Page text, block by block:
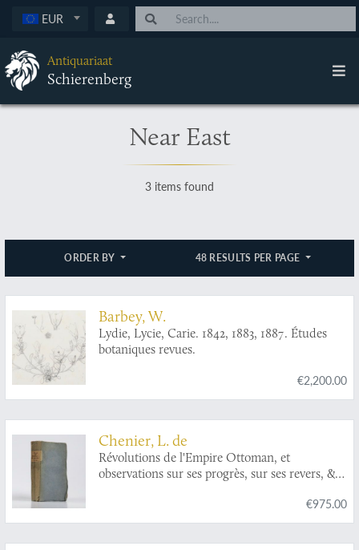
EUR
Antiquariaat
Schierenberg
Near East
3 items found
ORDER BY 48 RESULTS PER PAGE
Barbey, W.
Lydie, Lycie, Carie. 1842, 1883, 1887. Études
botaniques revues.
€2,200.00
Chenier, L. de
Révolutions de l'Empire Ottoman, et
observations sur ses progrès, sur ses revers, &
€975.00